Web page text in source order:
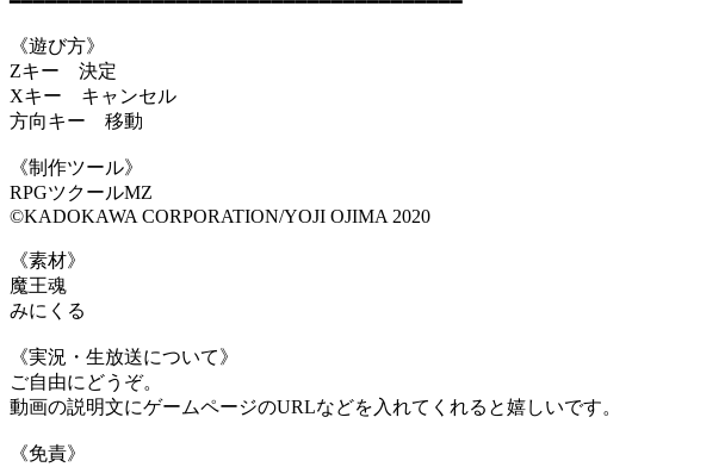
《遊び方》
Zキー 決定
Xキー キャンセル
方向キー 移動
《制作ツール》
RPGツクールMZ
©KADOKAWA CORPORATION/YOJI OJIMA 2020
《素材》
魔王魂
みにくる
《実況・生放送について》
ご自由にどうぞ。
動画の説明文にゲームページのURLなどを入れてくれると嬉しいです。
《免責》